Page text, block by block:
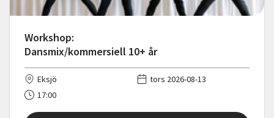
Workshop:
Dansmix/kommersiell 10+ år
Eksjö
tors 2026-08-13
17:00